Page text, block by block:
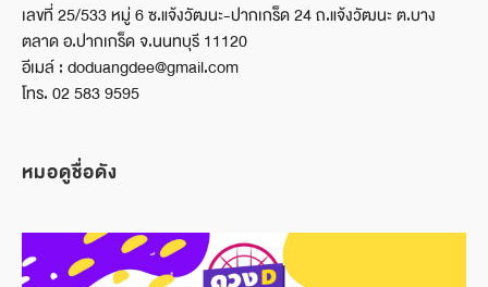
เลขที่ 25/533 หมู่ 6 ซ.แจ้งวัฒนะ-ปากเกร็ด 24 ถ.แจ้งวัฒนะ ต.บาง
ตลาด อ.ปากเกร็ด จ.นนทบุรี 11120
อีเมล์ : doduangdee@gmail.com
โทร. 02 583 9595
หมอดูชื่อดัง